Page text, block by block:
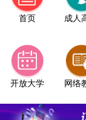
首页 成人
开放大学 网络